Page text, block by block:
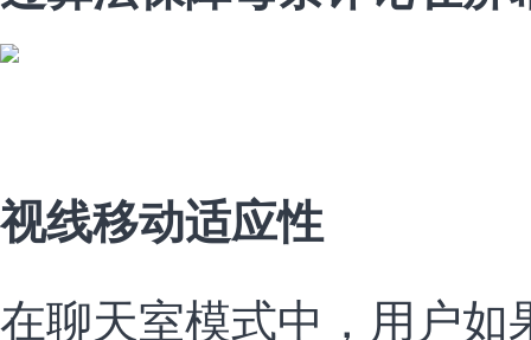
视线移动适应性
在聊天室模式中，用户如